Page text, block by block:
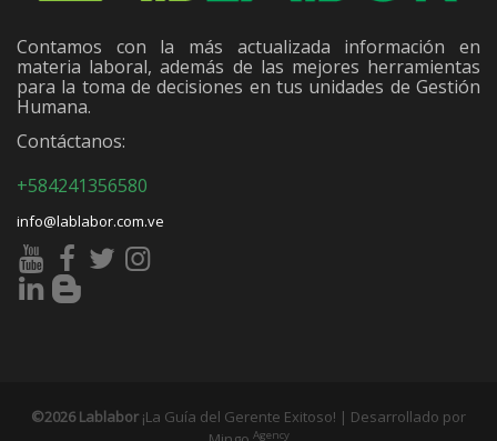
Contamos con la más actualizada información en
materia laboral, además de las mejores herramientas
para la toma de decisiones en tus unidades de Gestión
Humana.
Contáctanos:
+584241356580
info@lablabor.com.ve
©2026 Lablabor ¡La Guía del Gerente Exitoso! | Desarrollado por
Agency